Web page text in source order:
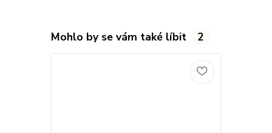
Mohlo by se vám také líbit 2